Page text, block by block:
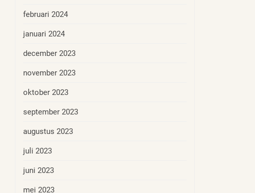
februari 2024
januari 2024
december 2023
november 2023
oktober 2023
september 2023
augustus 2023
juli 2023
juni 2023
mei 2023